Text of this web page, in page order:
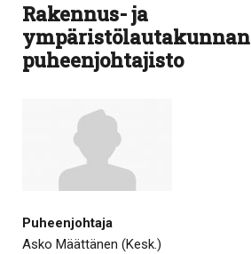
Rakennus- ja
ympäristölautakunnan
puheenjohtajisto
Puheenjohtaja
Asko Määttänen (Kesk.)